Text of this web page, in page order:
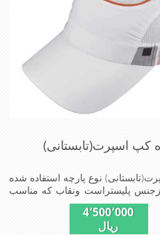
کپ اسپرت(تابستانی)
نوع پارچه استفاده شده
ازجنس پلیستراست ونقاب که مناسب
است ودوقسمت پهلوی این کلاه
بهترهواازطوری
که گرمای کمتری درروزهای گرم
4٬500٬000
ریال